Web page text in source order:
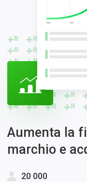
Aumenta la
marchio e
20 000